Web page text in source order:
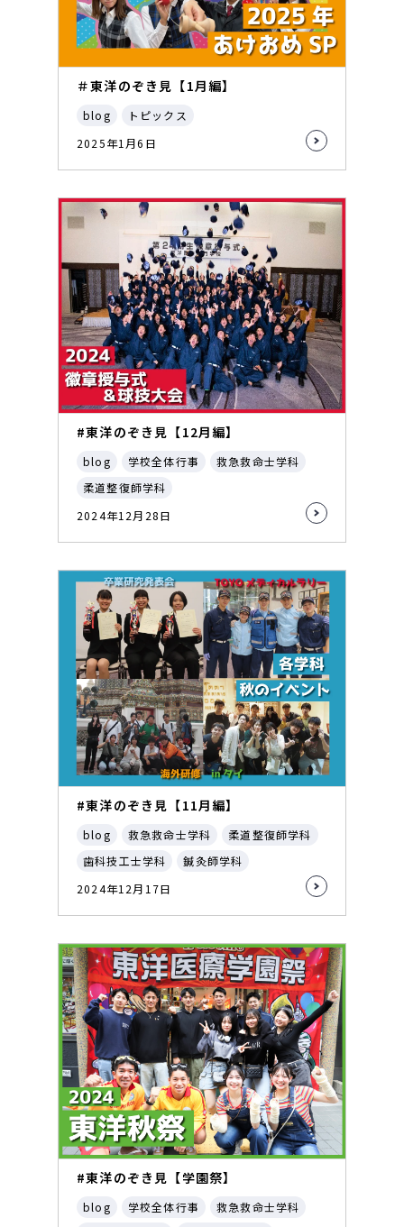
＃東洋のぞき見【1月編】
blog
トピックス
2025年1月6日
#東洋のぞき見【12月編】
blog 学校全体行事
救急救命士学科
柔道整復師学科
2024年12月28日
#東洋のぞき見【11月編】
blog 救急救命士学科
柔道整復師学科
歯科技工士学科
鍼灸師学科
2024年12月17日
#東洋のぞき見【学園祭】
blog 学校全体行事
救急救命士学科